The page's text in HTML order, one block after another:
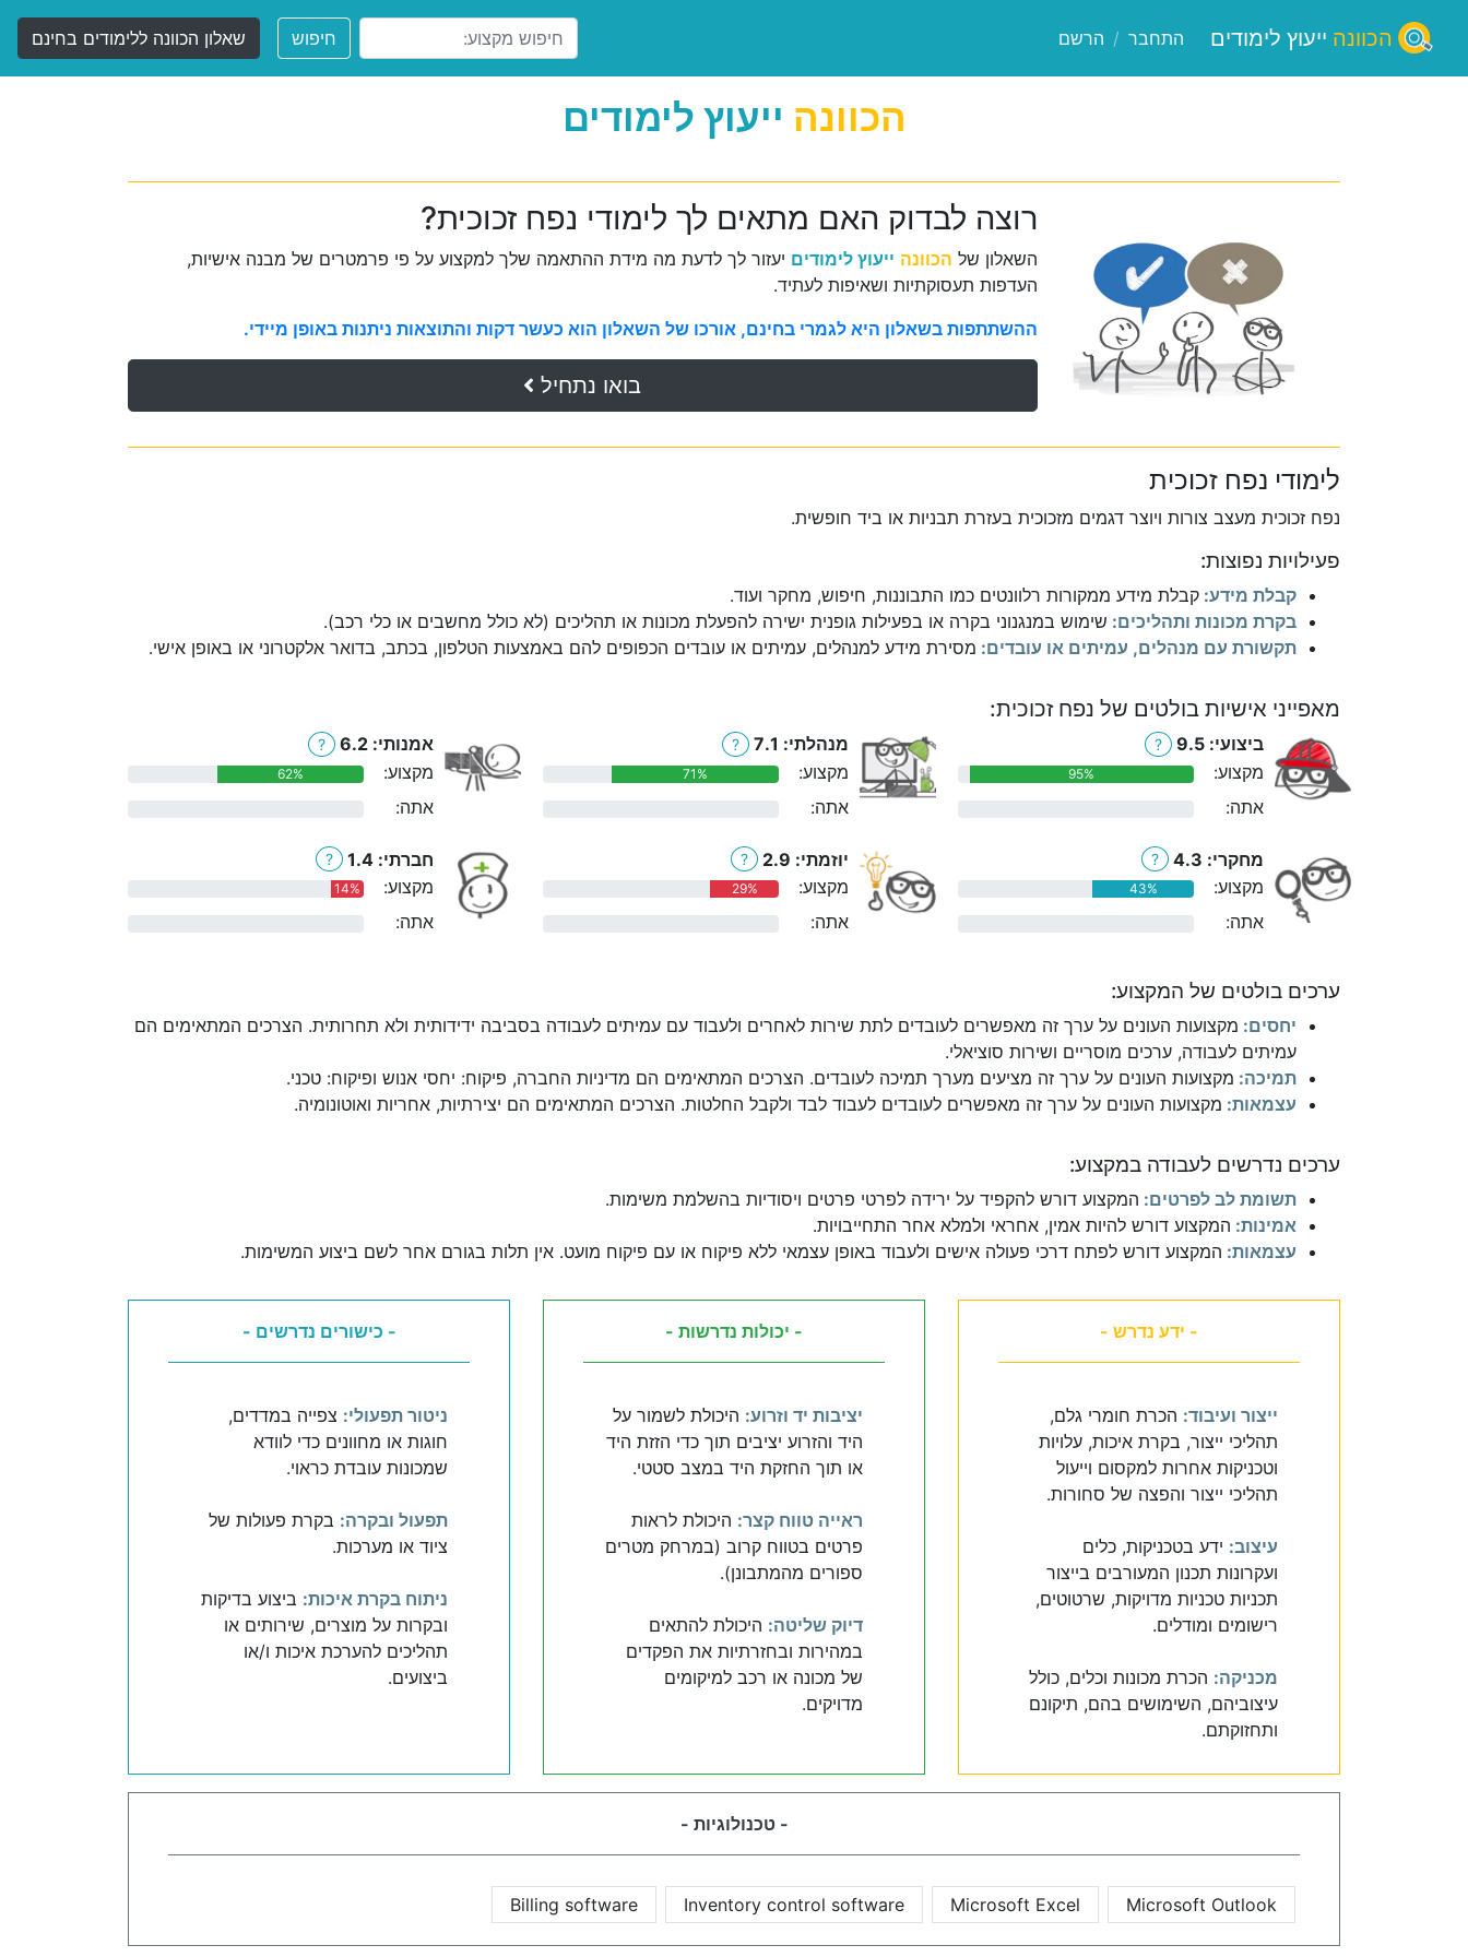
הכוונה ייעוץ לימודים התחבר / הרשם חיפוש שאלון הכוונה ללימודים בחינם
הכוונה ייעוץ לימודים
רוצה לבדוק האם מתאים לך לימודי נפח זכוכית?
השאלון של הכוונה ייעוץ לימודים יעזור לך לדעת מה מידת ההתאמה שלך למקצוע על פי פרמטרים של מבנה אישיות,
העדפות תעסוקתיות ושאיפות לעתיד.
ההשתתפות בשאלון היא לגמרי בחינם, אורכו של השאלון הוא כעשר דקות והתוצאות ניתנות באופן מיידי.
בואו נתחיל
לימודי נפח זכוכית
נפח זכוכית מעצב צורות ויוצר דגמים מזכוכית בעזרת תבניות או ביד חופשית.
פעילויות נפוצות:
קבלת מידע: קבלת מידע ממקורות רלוונטים כמו התבוננות, חיפוש, מחקר ועוד.
בקרת מכונות ותהליכים: שימוש במנגנוני בקרה או בפעילות גופנית ישירה להפעלת מכונות או תהליכים (לא כולל מחשבים או כלי רכב).
תקשורת עם מנהלים, עמיתים או עובדים: מסירת מידע למנהלים, עמיתים או עובדים הכפופים להם באמצעות הטלפון, בכתב, בדואר אלקטרוני או באופן אישי.
מאפייני אישיות בולטים של נפח זכוכית:
ביצועי: 9.5 ?
מקצוע: 95%
אתה:
מנהלתי: 7.1 ?
מקצוע: 71%
אתה:
אמנותי: 6.2 ?
מקצוע: 62%
אתה:
מחקרי: 4.3 ?
מקצוע: 43%
אתה:
יוזמתי: 2.9 ?
מקצוע: 29%
אתה:
חברתי: 1.4 ?
מקצוע: 14%
אתה:
ערכים בולטים של המקצוע:
יחסים: מקצועות העונים על ערך זה מאפשרים לעובדים לתת שירות לאחרים ולעבוד עם עמיתים לעבודה בסביבה ידידותית ולא תחרותית. הצרכים המתאימים הם
עמיתים לעבודה, ערכים מוסריים ושירות סוציאלי.
תמיכה: מקצועות העונים על ערך זה מציעים מערך תמיכה לעובדים. הצרכים המתאימים הם מדיניות החברה, פיקוח: יחסי אנוש ופיקוח: טכני.
עצמאות: מקצועות העונים על ערך זה מאפשרים לעובדים לעבוד לבד ולקבל החלטות. הצרכים המתאימים הם יצירתיות, אחריות ואוטונומיה.
ערכים נדרשים לעבודה במקצוע:
תשומת לב לפרטים: המקצוע דורש להקפיד על ירידה לפרטי פרטים ויסודיות בהשלמת משימות.
אמינות: המקצוע דורש להיות אמין, אחראי ולמלא אחר התחייבויות.
עצמאות: המקצוע דורש לפתח דרכי פעולה אישים ולעבוד באופן עצמאי ללא פיקוח או עם פיקוח מועט. אין תלות בגורם אחר לשם ביצוע המשימות.
- ידע נדרש -
ייצור ועיבוד: הכרת חומרי גלם,
תהליכי ייצור, בקרת איכות, עלויות
וטכניקות אחרות למקסום וייעול
תהליכי ייצור והפצה של סחורות.
עיצוב: ידע בטכניקות, כלים
ועקרונות תכנון המעורבים בייצור
תכניות טכניות מדויקות, שרטוטים,
רישומים ומודלים.
מכניקה: הכרת מכונות וכלים, כולל
עיצוביהם, השימושים בהם, תיקונם
ותחזוקתם.
- יכולות נדרשות -
יציבות יד וזרוע: היכולת לשמור על
היד והזרוע יציבים תוך כדי הזזת היד
או תוך החזקת היד במצב סטטי.
ראייה טווח קצר: היכולת לראות
פרטים בטווח קרוב (במרחק מטרים
ספורים מהמתבונן).
דיוק שליטה: היכולת להתאים
במהירות ובחזרתיות את הפקדים
של מכונה או רכב למיקומים
מדויקים.
- כישורים נדרשים -
ניטור תפעולי: צפייה במדדים,
חוגות או מחוונים כדי לוודא
שמכונות עובדת כראוי.
תפעול ובקרה: בקרת פעולות של
ציוד או מערכות.
ניתוח בקרת איכות: ביצוע בדיקות
ובקרות על מוצרים, שירותים או
תהליכים להערכת איכות ו/או
ביצועים.
- טכנולוגיות -
Microsoft Outlook
Microsoft Excel
Inventory control software
Billing software